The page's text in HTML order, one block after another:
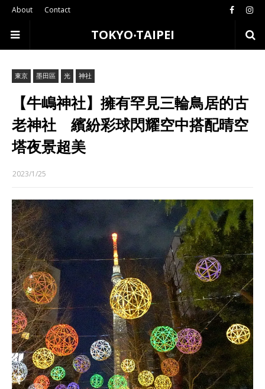
About Contact
TOKYO‧TAIPEI
東京 墨田區 光 神社
【牛嶋神社】擁有罕見三輪鳥居的古
老神社 繽紛彩球閃耀空中搭配晴空
塔夜景超美
2023/1/25